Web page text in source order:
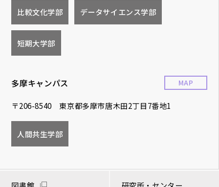
比較文化学部 データサイエンス学部
短期大学部
多摩キャンパス
〒206-8540 東京都多摩市唐木田2丁目7番地1
MAP
人間共生学部